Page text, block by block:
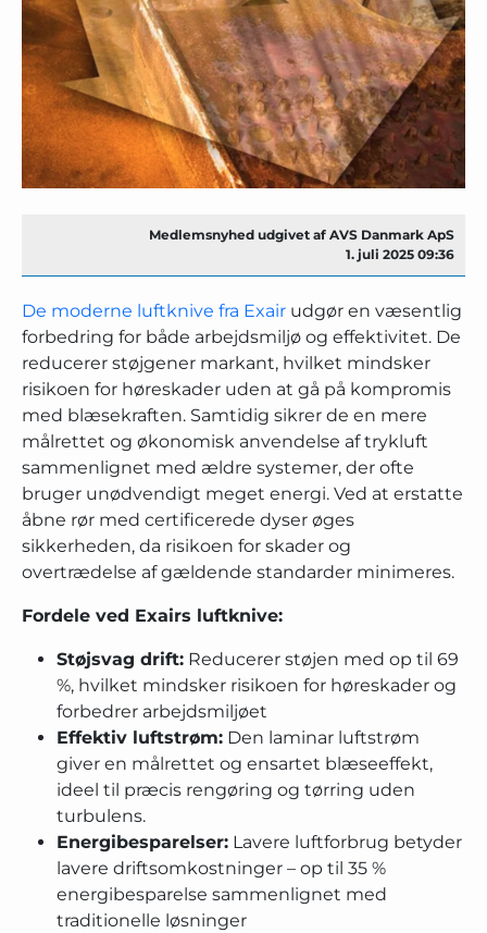
Medlemsnyhed udgivet af AVS Danmark ApS
1. juli 2025 09:36
De moderne luftknive fra Exair udgør en væsentlig
forbedring for både arbejdsmiljø og effektivitet. De
reducerer støjgener markant, hvilket mindsker
risikoen for høreskader uden at gå på kompromis
med blæsekraften. Samtidig sikrer de en mere
målrettet og økonomisk anvendelse af trykluft
sammenlignet med ældre systemer, der ofte
bruger unødvendigt meget energi. Ved at erstatte
åbne rør med certificerede dyser øges
sikkerheden, da risikoen for skader og
overtrædelse af gældende standarder minimeres.
Fordele ved Exairs luftknive:
Støjsvag drift: Reducerer støjen med op til 69
%, hvilket mindsker risikoen for høreskader og
forbedrer arbejdsmiljøet
Effektiv luftstrøm: Den laminar luftstrøm
giver en målrettet og ensartet blæseeffekt,
ideel til præcis rengøring og tørring uden
turbulens.
Energibesparelser: Lavere luftforbrug betyder
lavere driftsomkostninger – op til 35 %
energibesparelse sammenlignet med
traditionelle løsninger